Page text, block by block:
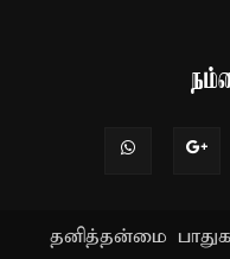
தனித்தன்மை